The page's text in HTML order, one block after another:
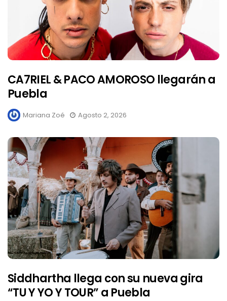
CA7RIEL & PACO AMOROSO llegarán a
Puebla
Mariana Zoé Agosto 2, 2026
Siddhartha llega con su nueva gira
“TU Y YO Y TOUR” a Puebla